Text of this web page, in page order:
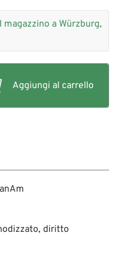
a Würzburg,
diritto